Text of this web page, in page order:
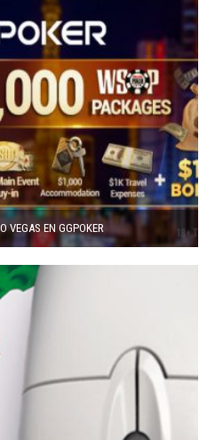
VEGAS EN GGPOKER